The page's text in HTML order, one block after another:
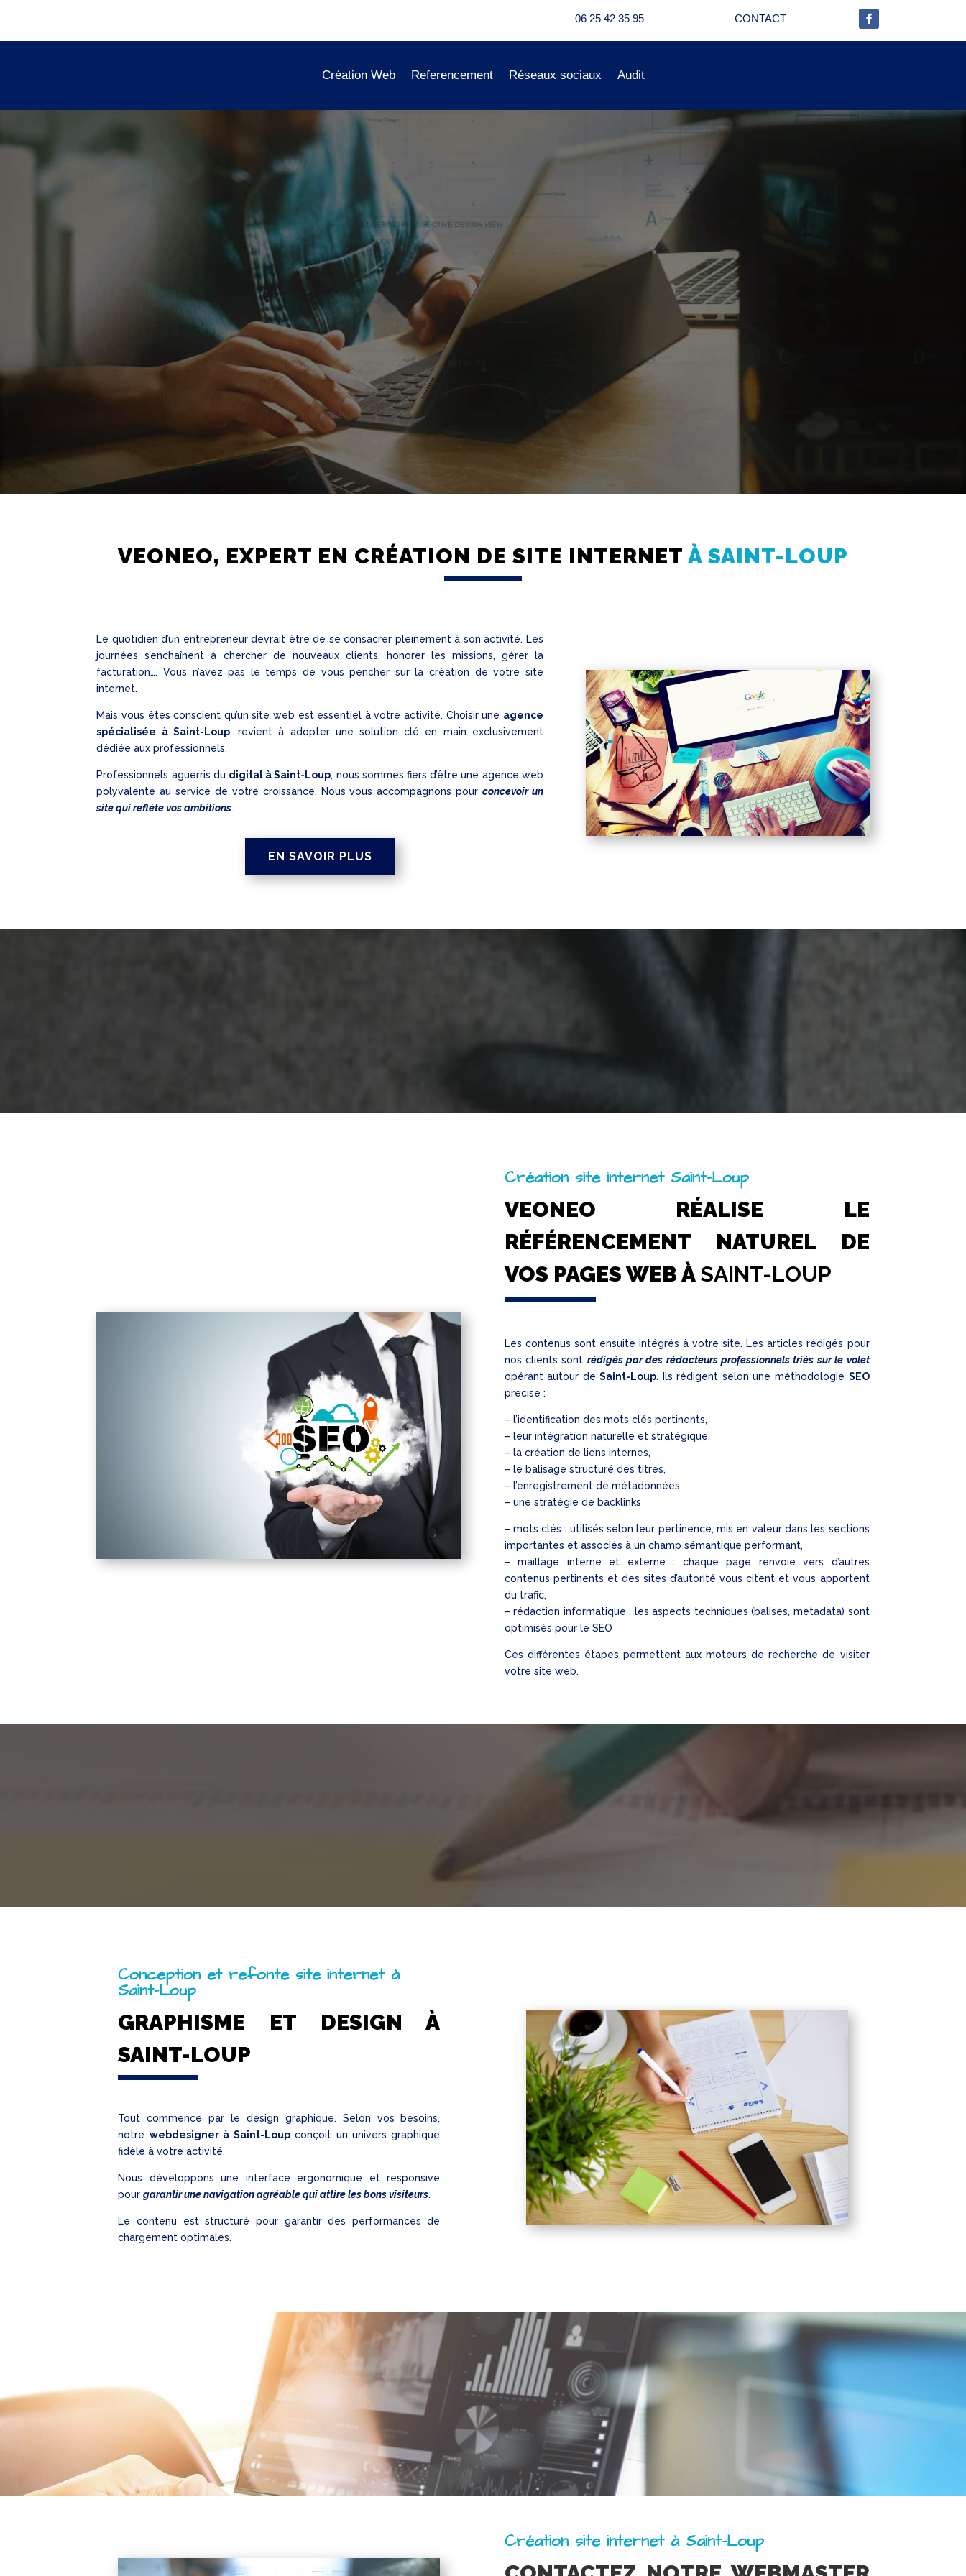
06 25 42 35 95 CONTACT
Création Web Referencement Réseaux sociaux Audit
VEONEO, EXPERT EN CRÉATION DE SITE INTERNET À SAINT-LOUP
Le quotidien d’un entrepreneur devrait être de se consacrer pleinement à son activité. Les
journées s’enchaînent à chercher de nouveaux clients, honorer les missions, gérer la
facturation…. Vous n’avez pas le temps de vous pencher sur la création de votre site
internet.
Mais vous êtes conscient qu’un site web est essentiel à votre activité. Choisir une agence
spécialisée à Saint-Loup, revient à adopter une solution clé en main exclusivement
dédiée aux professionnels.
Professionnels aguerris du digital à Saint-Loup, nous sommes fiers d’être une agence web
polyvalente au service de votre croissance. Nous vous accompagnons pour concevoir un
site qui reflète vos ambitions.
EN SAVOIR PLUS
Création site internet Saint-Loup
VEONEO RÉALISE LE
RÉFÉRENCEMENT NATUREL DE
VOS PAGES WEB À SAINT-LOUP
Les contenus sont ensuite intégrés à votre site. Les articles rédigés pour
nos clients sont rédigés par des rédacteurs professionnels triés sur le volet
opérant autour deSaint-Loup. Ils rédigent selon une méthodologie SEO
précise :
– l’identification des mots clés pertinents,
– leur intégration naturelle et stratégique,
– la création de liens internes,
– le balisage structuré des titres,
– l’enregistrement de métadonnées,
– une stratégie de backlinks
– mots clés : utilisés selon leur pertinence, mis en valeur dans les sections
importantes et associés à un champ sémantique performant,
– maillage interne et externe : chaque page renvoie vers d’autres
contenus pertinents et des sites d’autorité vous citent et vous apportent
du trafic,
– rédaction informatique : les aspects techniques (balises, metadata) sont
optimisés pour le SEO
Ces différentes étapes permettent aux moteurs de recherche de visiter
votre site web.
Conception et refonte site internet à
Saint-Loup
GRAPHISME ET DESIGN À
SAINT-LOUP
Tout commence par le design graphique. Selon vos besoins,
notre webdesigner à Saint-Loupconçoit un univers graphique
fidèle à votre activité.
Nous développons une interface ergonomique et responsive
pourgarantir une navigation agréable qui attire les bons visiteurs.
Le contenu est structuré pour garantir des performances de
chargement optimales.
Création site internet à Saint-Loup